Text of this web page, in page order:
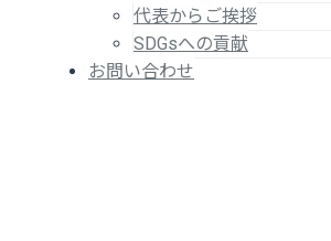
代表からご挨拶
SDGsへの貢献
お問い合わせ